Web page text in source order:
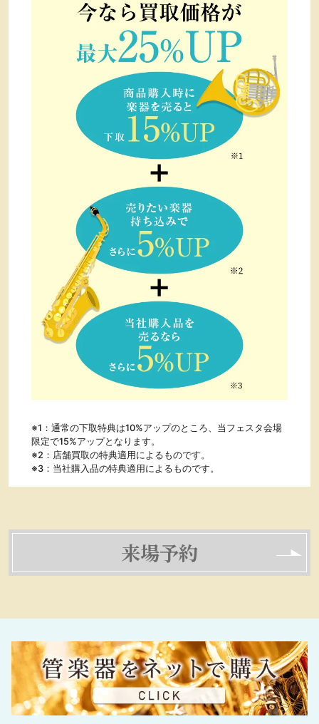
※1：通常の下取特典は10%アップのところ、当フェスタ会場
限定で15%アップとなります。
※2：店舗買取の特典適用によるものです。
※3：当社購入品の特典適用によるものです。
来場予約